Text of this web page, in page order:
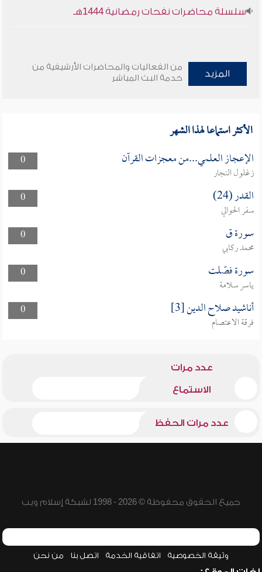
سلسلة محاضرات نفحات رمضانية 1444هـ
المزيد
من الفعاليات والمحاضرات الأرشيفية من
خدمة البث المباشر
الأكثر استماعا لهذا الشهر
0 الإعجاز العلمي...من معجزات القرآن
زغلول النجار
0
القدر (24)
سفر الحوالي
0
سورة ق
محمد ركابي
0
سورة فصّلت
ياسر سلامة
0
أناشيد صلاح الدين [3]
فرقة الاعتصام
عدد مرات
الاستماع
عدد مرات الحفظ
جميع الحقوق محفوظة © 2026 - 1998 لشبكة إسلام ويب
وثيقة الخصوصية اتفاقية الخدمة اتصل بنا من نحن